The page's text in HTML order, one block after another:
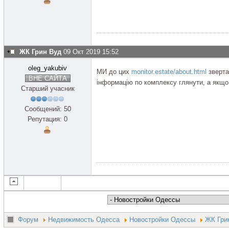
ЖК Грин Вуд 09 Окт 2019 15:52
oleg_yakubiv
ВНЕ САЙТА
Старший учасник
Сообщений: 50
Репутация: 0
МИ до цих monitor.estate/about.html
інформацію по комплексу глянути, а
Форум Недвижимость Одесса Новостройки Одессы ЖК